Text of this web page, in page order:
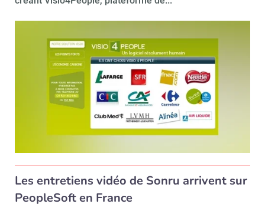
Les entretiens vidéo de Sonru arrivent sur
PeopleSoft en France